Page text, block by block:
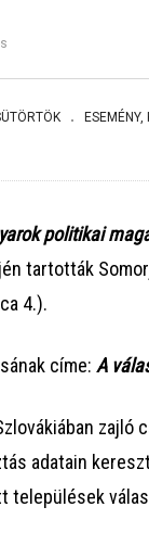
ESEMÉNY
politikai
tartották
4.).
címe: A
adatain
települések